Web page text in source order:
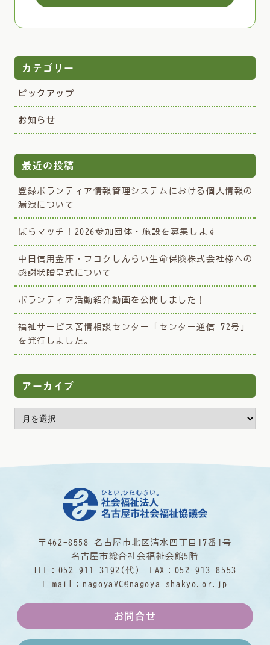
カテゴリー
ピックアップ
お知らせ
最近の投稿
登録ボランティア情報管理システムにおける個人情報の
漏洩について
ぼらマッチ！2026参加団体・施設を募集します
中日信用金庫・フコクしんらい生命保険株式会社様への
感謝状贈呈式について
ボランティア活動紹介動画を公開しました！
福祉サービス苦情相談センター「センター通信 72号」
を発行しました。
アーカイブ
〒462-8558 名古屋市北区清水四丁目17番1号
名古屋市総合社会福祉会館5階
TEL： 052-911-3192 (代) FAX：052-913-8553
E-mail： nagoyaVC@nagoya-shakyo.or.jp
お問合せ